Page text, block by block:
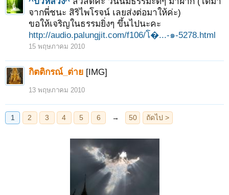
จากพี่ชนะ สิริไพโรจน์ เลยส่งต่อมาให้ค่ะ)
ขอให้เจริญในธรรมยิ่งๆ ขึ้นไปนะคะ
http://audio.palungjit.com/f106/โ�...-๑-5278.html
15 พฤษภาคม 2010
กิตติกรณ์_ต่าย [IMG]
13 พฤษภาคม 2010